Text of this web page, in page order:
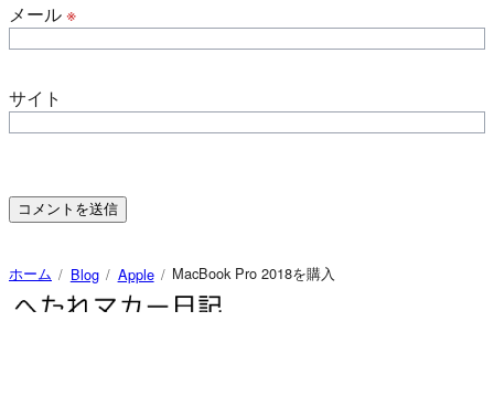
メール※
サイト
ホーム Blog Apple MacBook Pro 2018を購入